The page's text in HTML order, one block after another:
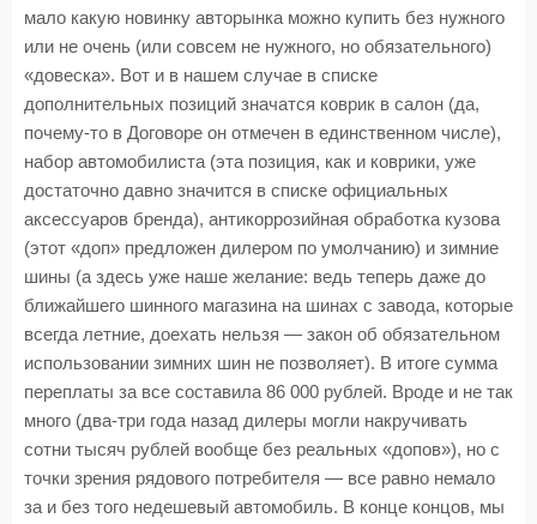
мало какую новинку авторынка можно купить без нужного
или не очень (или совсем не нужного, но обязательного)
«довеска». Вот и в нашем случае в списке
дополнительных позиций значатся коврик в салон (да,
почему-то в Договоре он отмечен в единственном числе),
набор автомобилиста (эта позиция, как и коврики, уже
достаточно давно значится в списке официальных
аксессуаров бренда), антикоррозийная обработка кузова
(этот «доп» предложен дилером по умолчанию) и зимние
шины (а здесь уже наше желание: ведь теперь даже до
ближайшего шинного магазина на шинах с завода, которые
всегда летние, доехать нельзя — закон об обязательном
использовании зимних шин не позволяет). В итоге сумма
переплаты за все составила 86 000 рублей. Вроде и не так
много (два-три года назад дилеры могли накручивать
сотни тысяч рублей вообще без реальных «допов»), но с
точки зрения рядового потребителя — все равно немало
за и без того недешевый автомобиль. В конце концов, мы